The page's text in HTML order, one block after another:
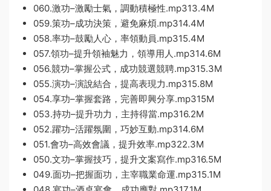
060.激功–激勵士氣，調動積極性.mp313.4M
059.策功–成功決策，避免麻煩.mp314.4M
058.率功–鼓勵人心，率領動員.mp315.4M
057.領功–提升領袖魅力，領導用人.mp314.6M
056.競功–掌握公式，成功競選競聘.mp315.3M
055.演功–演說結合，提高表現力.mp315.8M
054.享功–掌握套路，完善即興分享.mp315M
053.持功–提升功力，主持得當.mp316.2M
052.躍功–活躍氛圍，巧妙互動.mp314.6M
051.會功–高效會議，提升效率.mp322.3M
050.文功–掌握技巧，提升文案寫作.mp316.5M
049.面功–把握面功，主宰職業命運.mp315.1M